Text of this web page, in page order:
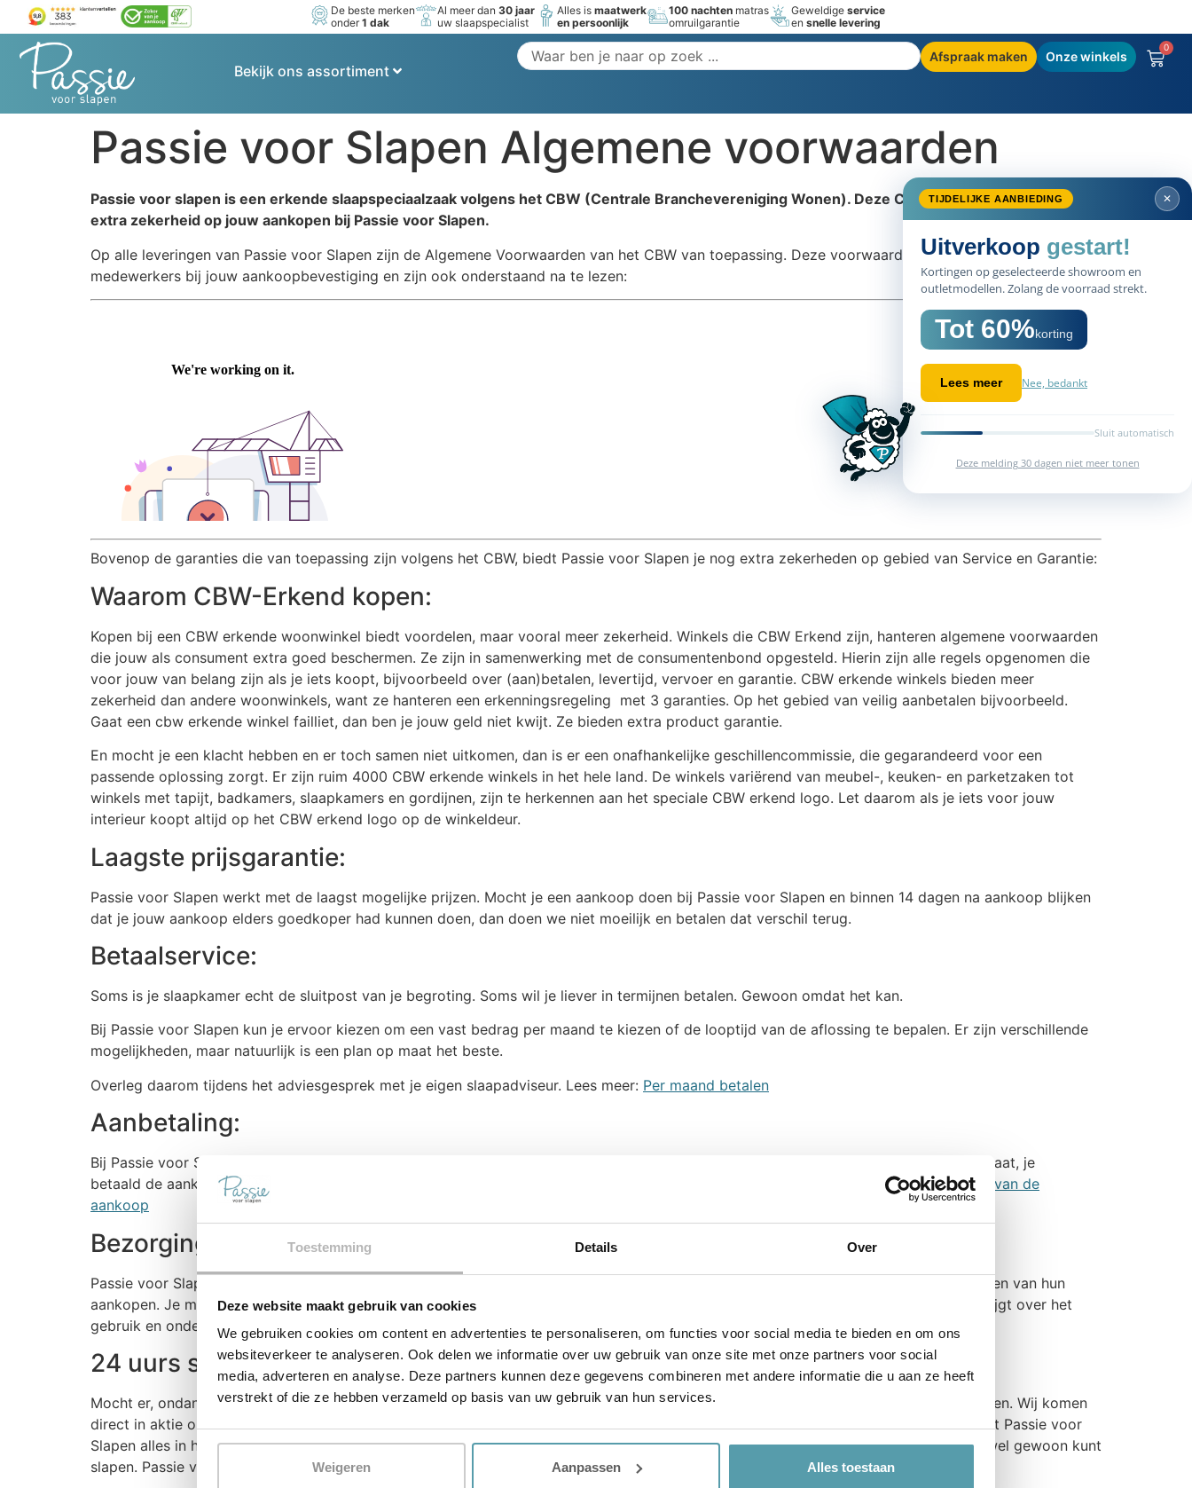
Toestemming Details Over
Deze website maakt gebruik van cookies
We gebruiken cookies om content en advertenties te personaliseren, om functies voor social media te bieden en om ons
websiteverkeer te analyseren. Ook delen we informatie over uw gebruik van onze site met onze partners voor social
media, adverteren en analyse. Deze partners kunnen deze gegevens combineren met andere informatie die u aan ze heeft
verstrekt of die ze hebben verzameld op basis van uw gebruik van hun services.
Weigeren Aanpassen Alles toestaan
De beste merken
onder1 dak
Al meer dan30 jaar
uw slaapspecialist
Alles ismaatwerk
en persoonlijk
100 nachten matras
omruilgarantie
Geweldigeservice
ensnelle levering
Bekijk ons assortiment
Afspraak maken Onze winkels
0
TIJDELIJKE AANBIEDING ✕
Uitverkoop gestart!
Kortingen op geselecteerde showroom en
outletmodellen. Zolang de voorraad strekt.
Tot 60%korting
Lees meer Nee, bedankt
Sluit automatisch
Deze melding 30 dagen niet meer tonen
Passie voor Slapen Algemene voorwaarden
Passie voor slapen is een erkende slaapspeciaalzaak volgens het CBW (Centrale Branchevereniging Wonen). Deze CBW Erkenning zorgt voor
extra zekerheid op jouw aankopen bij Passie voor Slapen.
Op alle leveringen van Passie voor Slapen zijn de Algemene Voorwaarden van het CBW van toepassing. Deze voorwaarden ontvang je van onze
medewerkers bij jouw aankoopbevestiging en zijn ook onderstaand na te lezen:
Bovenop de garanties die van toepassing zijn volgens het CBW, biedt Passie voor Slapen je nog extra zekerheden op gebied van Service en Garantie:
Waarom CBW-Erkend kopen:
Kopen bij een CBW erkende woonwinkel biedt voordelen, maar vooral meer zekerheid. Winkels die CBW Erkend zijn, hanteren algemene voorwaarden
die jouw als consument extra goed beschermen. Ze zijn in samenwerking met de consumentenbond opgesteld. Hierin zijn alle regels opgenomen die
voor jouw van belang zijn als je iets koopt, bijvoorbeeld over (aan)betalen, levertijd, vervoer en garantie. CBW erkende winkels bieden meer
zekerheid dan andere woonwinkels, want ze hanteren een erkenningsregeling met 3 garanties. Op het gebied van veilig aanbetalen bijvoorbeeld.
Gaat een cbw erkende winkel failliet, dan ben je jouw geld niet kwijt. Ze bieden extra product garantie.
En mocht je een klacht hebben en er toch samen niet uitkomen, dan is er een onafhankelijke geschillencommissie, die gegarandeerd voor een
passende oplossing zorgt. Er zijn ruim 4000 CBW erkende winkels in het hele land. De winkels variërend van meubel-, keuken- en parketzaken tot
winkels met tapijt, badkamers, slaapkamers en gordijnen, zijn te herkennen aan het speciale CBW erkend logo. Let daarom als je iets voor jouw
interieur koopt altijd op het CBW erkend logo op de winkeldeur.
Laagste prijsgarantie:
Passie voor Slapen werkt met de laagst mogelijke prijzen. Mocht je een aankoop doen bij Passie voor Slapen en binnen 14 dagen na aankoop blijken
dat je jouw aankoop elders goedkoper had kunnen doen, dan doen we niet moeilijk en betalen dat verschil terug.
Betaalservice:
Soms is je slaapkamer echt de sluitpost van je begroting. Soms wil je liever in termijnen betalen. Gewoon omdat het kan.
Bij Passie voor Slapen kun je ervoor kiezen om een vast bedrag per maand te kiezen of de looptijd van de aflossing te bepalen. Er zijn verschillende
mogelijkheden, maar natuurlijk is een plan op maat het beste.
Overleg daarom tijdens het adviesgesprek met je eigen slaapadviseur. Lees meer: Per maand betalen
Aanbetaling:
Bij Passie voor Slapen hoef je geen aanbetaling te doen voor jouw aankopen. Het Montage Team is uitgerust met een mobiel pinapparaat, je
betaald de aankopen pas op het moment dat Passie voor Slapen de aankopen netjes heeft bezorgd en geplaatst. Lees meer:Betaling van de
aankoop
Bezorging en Montage:
Passie voor Slapen beschikt over een eigen vakkundig Montage Team. Het Montage Team is dagelijks onderweg om klanten te voorzien van hun
aankopen. Je mag van hen verwachten dat jouw aankopen vakkundig worden geplaatst, en dat je na het plaatsen een goede uitleg krijgt over het
gebruik en onderhoud van de aankopen. Lees meer:
Bezorging & Montage
24 uurs service:
Mocht er, ondanks de zorgvuldige afhandeling van jouw aankopen, na de levering iets mis zijn dan kun je op Passie voor Slapen rekenen. Wij komen
direct in aktie om het probleem te bekijken. Indien mogelijk wordt het probleem meteen opgelost. Mocht dit niet mogelijk zijn dan stelt Passie voor
Slapen alles in het werk om zo snel mogelijk met een oplossing te komen voor het probleem. Daarbij zorgen we in ieder geval dat je wel gewoon kunt
slapen. Passie voor Slapen houdt je continue en volledig op de hoogte! Lees meer: